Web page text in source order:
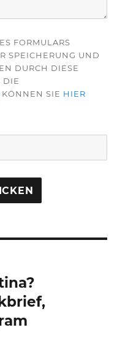
FORMULARS
SPEICHERUNG UND
DURCH DIESE
DIE
KÖNNEN SIE HIER